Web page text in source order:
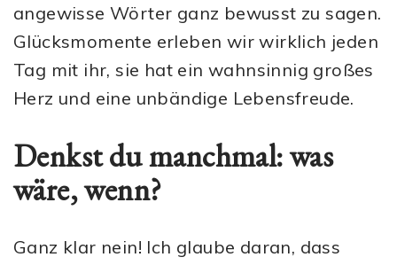
angewisse Wörter ganz bewusst zu sagen.
Glücksmomente erleben wir wirklich jeden
Tag mit ihr, sie hat ein wahnsinnig großes
Herz und eine unbändige Lebensfreude.
Denkst du manchmal: was
wäre, wenn?
Ganz klar nein! Ich glaube daran, dass